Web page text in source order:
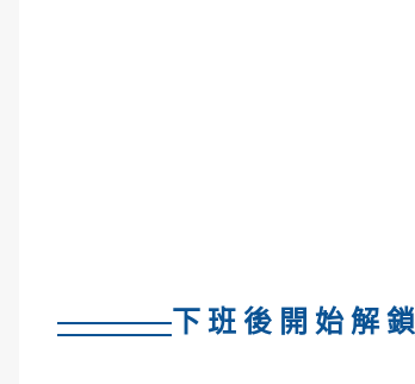
下 班 後 開 始 解 鎖